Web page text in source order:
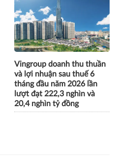
Vingroup doanh thu thuần
và lợi nhuận sau thuế 6
tháng đầu năm 2026 lần
lượt đạt 222,3 nghìn và
20,4 nghìn tỷ đồng